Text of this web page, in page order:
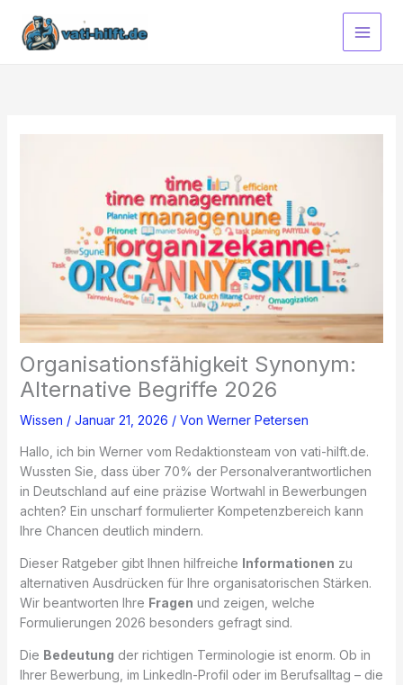
Inhalt
springen
Organisationsfähigkeit Synonym:
Alternative Begriffe 2026
Wissen / Januar 21, 2026 / Von Werner Petersen
Hallo, ich bin Werner vom Redaktionsteam von vati-hilft.de.
Wussten Sie, dass über 70% der Personalverantwortlichen
in Deutschland auf eine präzise Wortwahl in Bewerbungen
achten? Ein unscharf formulierter Kompetenzbereich kann
Ihre Chancen deutlich mindern.
Dieser Ratgeber gibt Ihnen hilfreiche Informationen zu
alternativen Ausdrücken für Ihre organisatorischen Stärken.
Wir beantworten Ihre Fragen und zeigen, welche
Formulierungen 2026 besonders gefragt sind.
Die Bedeutung der richtigen Terminologie ist enorm. Ob in
Ihrer Bewerbung, im LinkedIn-Profil oder im Berufsalltag – die